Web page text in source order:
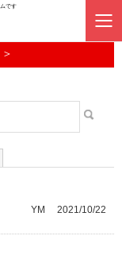
です
2021/10/22
YM